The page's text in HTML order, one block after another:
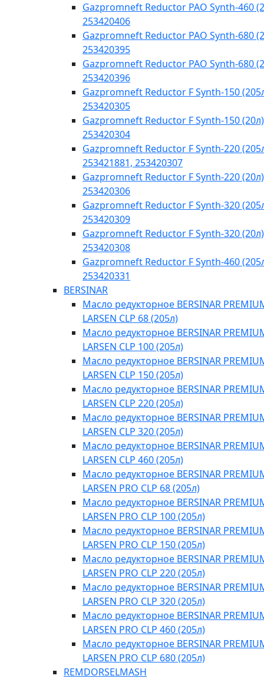
Gazpromneft Reductor PAO Synth-460
253420406
Gazpromneft Reductor PAO Synth-680
253420395
Gazpromneft Reductor PAO Synth-680
253420396
Gazpromneft Reductor F Synth-150
253420305
Gazpromneft Reductor F Synth-150 (20л)
253420304
Gazpromneft Reductor F Synth-220
253421881, 253420307
Gazpromneft Reductor F Synth-220 (20л)
253420306
Gazpromneft Reductor F Synth-320
253420309
Gazpromneft Reductor F Synth-320 (20л)
253420308
Gazpromneft Reductor F Synth-460
253420331
BERSINAR
Масло редукторное BERSINAR
LARSEN CLP 68 (205л)
Масло редукторное BERSINAR
LARSEN CLP 100 (205л)
Масло редукторное BERSINAR
LARSEN CLP 150 (205л)
Масло редукторное BERSINAR
LARSEN CLP 220 (205л)
Масло редукторное BERSINAR
LARSEN CLP 320 (205л)
Масло редукторное BERSINAR
LARSEN CLP 460 (205л)
Масло редукторное BERSINAR
LARSEN PRO CLP 68 (205л)
Масло редукторное BERSINAR
LARSEN PRO CLP 100 (205л)
Масло редукторное BERSINAR
LARSEN PRO CLP 150 (205л)
Масло редукторное BERSINAR
LARSEN PRO CLP 220 (205л)
Масло редукторное BERSINAR
LARSEN PRO CLP 320 (205л)
Масло редукторное BERSINAR
LARSEN PRO CLP 460 (205л)
Масло редукторное BERSINAR
LARSEN PRO CLP 680 (205л)
REMDORSELMASH